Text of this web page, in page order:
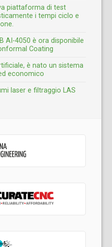
piattaforma di test
i tempi ciclo e
AI-4050 è ora disponibile
Coating
è nato un sistema
economico
laser e filtraggio LAS